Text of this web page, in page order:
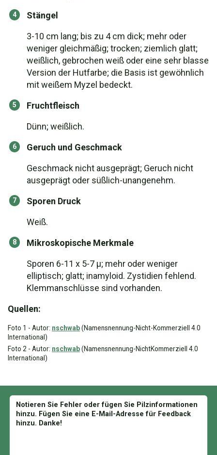
Stängel
3-10 cm lang; bis zu 4 cm dick; mehr oder
weniger gleichmäßig; trocken; ziemlich glatt;
weißlich, gebrochen weiß oder eine sehr blasse
Version der Hutfarbe; die Basis ist gewöhnlich
mit weißem Myzel bedeckt.
Fruchtfleisch
Dünn; weißlich.
Geruch und Geschmack
Geschmack nicht ausgeprägt; Geruch nicht
ausgeprägt oder süßlich-unangenehm.
Sporen Druck
Weiß.
Mikroskopische Merkmale
Sporen 6-11 x 5-7 µ; mehr oder weniger
elliptisch; glatt; inamyloid. Zystidien fehlend.
Klemmanschlüsse sind vorhanden.
Quellen:
Foto 1 - Autor: nschwab(Namensnennung-Nicht-Kommerziell 4.0
International)
Foto 2 - Autor: nschwab(Namensnennung-NichtKommerziell 4.0
International)